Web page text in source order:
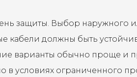
защиты. Выбор наружного
кабели должны быть
варианты обычно проще и
условиях ограниченного